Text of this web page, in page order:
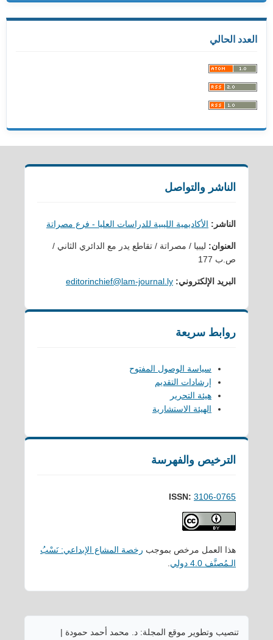
العدد الحالي
الناشر والتواصل
الناشر: الأكاديمية الليبية للدراسات العليا - فرع مصراتة
العنوان: ليبيا / مصراتة / تقاطع يدر مع الدائري الثاني /
ص.ب 177
البريد الإلكتروني: editorinchief@lam-journal.ly
روابط سريعة
سياسة الوصول المفتوح
إرشادات التقديم
هيئة التحرير
الهيئة الاستشارية
الترخيص والفهرسة
ISSN: 3106-0765
هذا العمل مرخص بموجب رخصة المشاع الإبداعي: نَسْبُ
الـمُصنَّف 4.0 دولي
.
تنصيب وتطوير موقع المجلة: د. محمد أحمد حمودة |